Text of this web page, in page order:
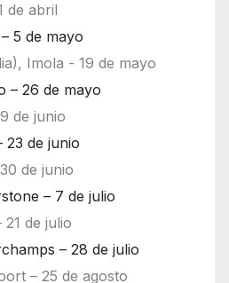
de abril
5 de mayo
Imola - 19 de mayo
– 26 de mayo
de junio
23 de junio
de junio
– 7 de julio
de julio
– 28 de julio
– 25 de agosto